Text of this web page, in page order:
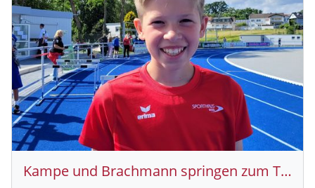
Kampe und Brachmann springen zum Titelgewinn